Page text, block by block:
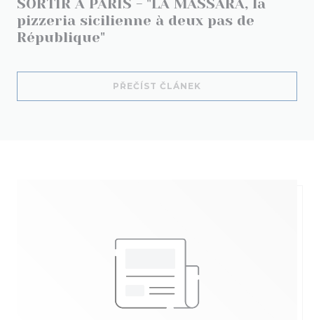
SORTIR À PARIS - "LA MASSARA, la
pizzeria sicilienne à deux pas de
République"
PŘEČÍST ČLÁNEK